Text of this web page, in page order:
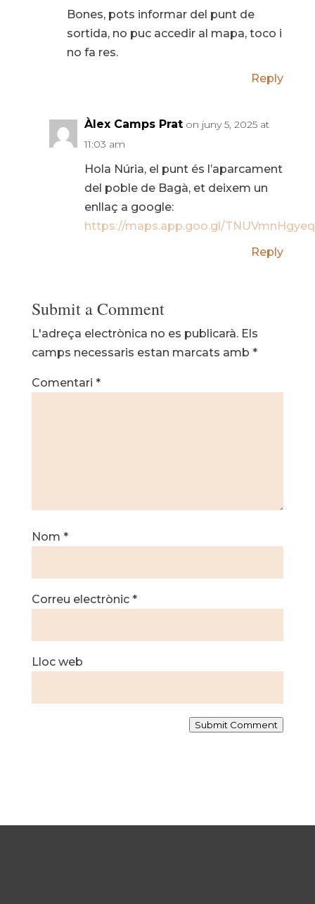
Bones, pots informar del punt de
sortida, no puc accedir al mapa, toco i
no fa res.
Reply
Àlex Camps Prat on juny 5, 2025 at
11:03 am
Hola Núria, el punt és l’aparcament
del poble de Bagà, et deixem un
enllaç a google:
https://maps.app.goo.gl/
Reply
Submit a Comment
L'adreça electrònica no es publicarà. Els
camps necessaris estan marcats amb *
Comentari *
Nom *
Correu electrònic *
Lloc web
Submit Comment